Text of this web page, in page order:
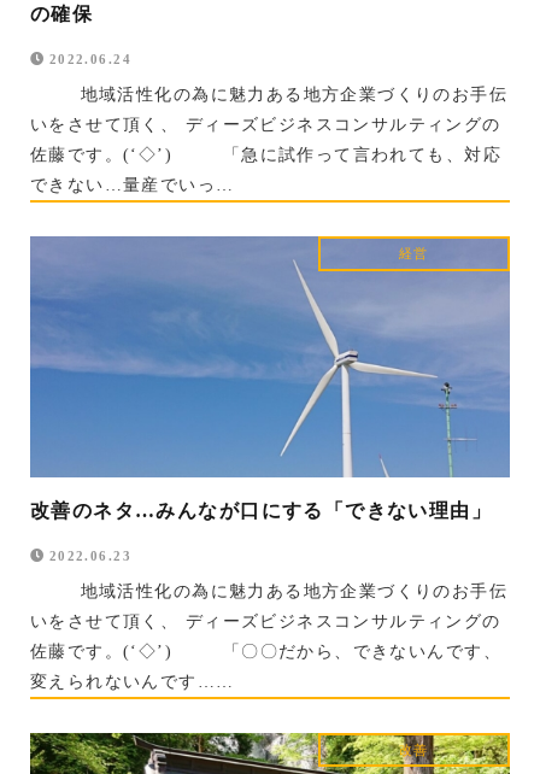
の確保
2022.06.24
地域活性化の為に魅力ある地方企業づくりのお手伝
いをさせて頂く、 ディーズビジネスコンサルティングの
佐藤です。(‘◇’)ゞ 「急に試作って言われても、対応
できない…量産でいっ…
改善のネタ…みんなが口にする「できない理由」
経営
2022.06.23
地域活性化の為に魅力ある地方企業づくりのお手伝
いをさせて頂く、 ディーズビジネスコンサルティングの
佐藤です。(‘◇’)ゞ 「〇〇だから、できないんです、
変えられないんです……
改善